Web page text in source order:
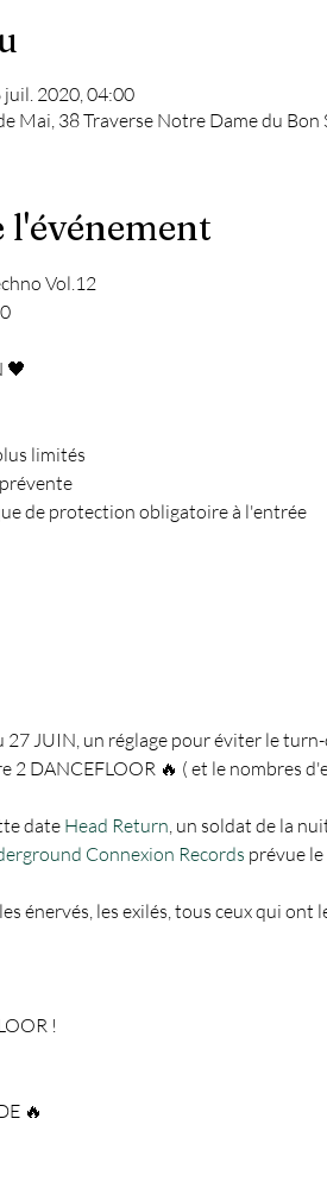
2020, 04:00
Mai, 38 Traverse Notre Dame du Bon
l'événement
Vol.12
🖤
limités
de protection obligatoire à l'entrée
JUIN, un réglage pour éviter le
2 DANCEFLOOR 🔥 ( et le nombres
date Head Return, un soldat de la
Connexion Records prévue
énervés, les exilés, tous ceux qui ont
!
🔥